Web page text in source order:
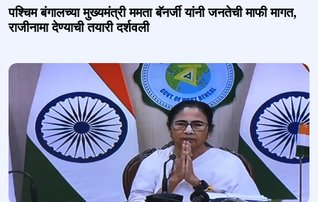
पश्चिम बंगालच्या मुख्यमंत्री ममता बॅनर्जी यांनी जनतेची माफी मागत,
राजीनामा देण्याची तयारी दर्शवली